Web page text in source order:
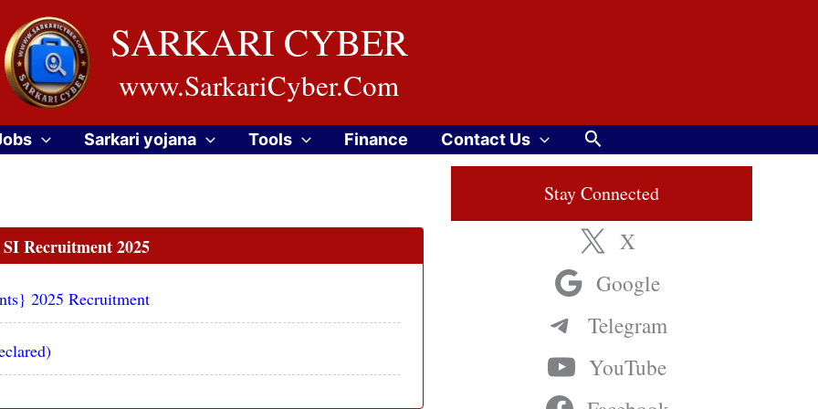
SARKARI CYBER
www.SarkariCyber.Com
Sarkari yojana Tools Finance Contact Us Search
Recruitment 2025
2025 Recruitment
Stay Connected
X
Google
Telegram
YouTube